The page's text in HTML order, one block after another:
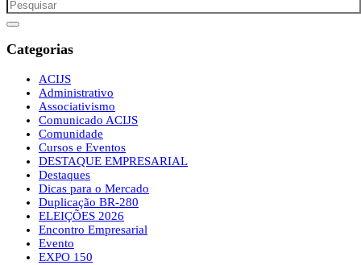
Categorias
ACIJS
Administrativo
Associativismo
Comunicado ACIJS
Comunidade
Cursos e Eventos
DESTAQUE EMPRESARIAL
Destaques
Dicas para o Mercado
Duplicação BR-280
ELEIÇÕES 2026
Encontro Empresarial
Evento
EXPO 150